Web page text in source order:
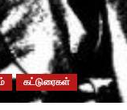
கட்டுரைகள்